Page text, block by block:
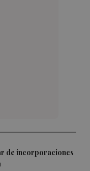
de incorporaciones